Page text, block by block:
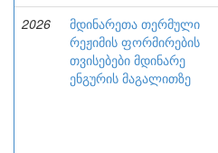
2026
მდინარეთა თერმული
რეჟიმის ფორმირების
თვისებები მდინარე
ენგურის მაგალითზე